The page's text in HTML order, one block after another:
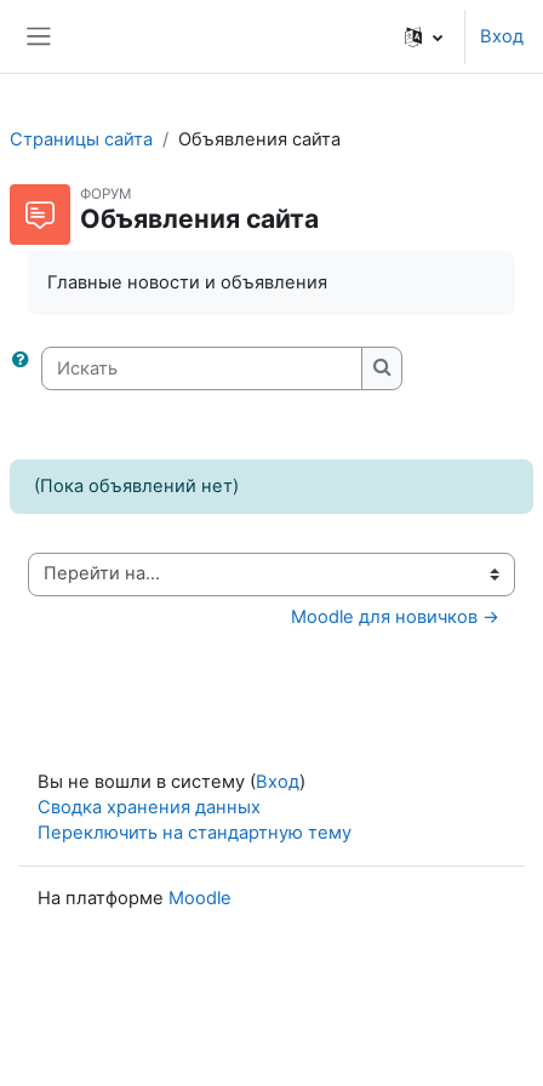
Вход
Страницы сайта Объявления сайта
ФОРУМ
Объявления сайта
Главные новости и объявления
Искать
Искать
(Пока объявлений нет)
Перейти на...
Moodle для новичков →
Вы не вошли в систему (Вход)
Сводка хранения данных
Переключить на стандартную тему
На платформе Moodle